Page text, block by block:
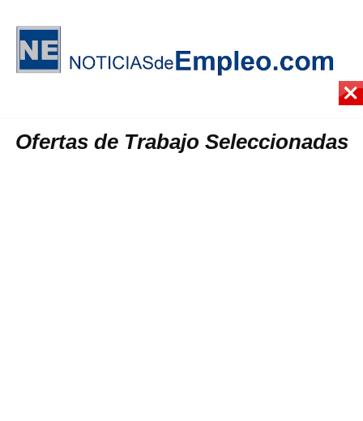
Ofertas de Trabajo Seleccionadas